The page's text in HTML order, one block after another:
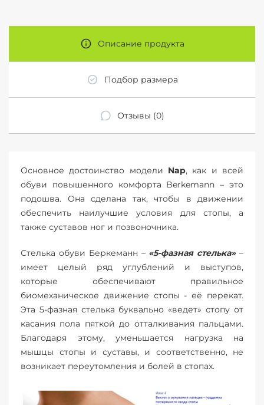
Описание продукта
Подбор размера
Отзывы (0)
Основное достоинство модели Nap, как и всей
обуви повышенного комфорта Berkemann – это
подошва. Она сделана так, чтобы в движении
обеспечить наилучшие условия для стопы, а
также суставов ног и позвоночника.
Стелька обуви Беркеманн – «5-фазная стелька»–
имеет целый ряд углублений и выступов,
которые обеспечивают правильное
биомеханическое движение стопы - её перекат.
Эта 5-фазная стелька буквально «ведет» стопу от
касания пола пяткой до отталкивания пальцами.
Благодаря этому, уменьшается нагрузка на
мышцы стопы и суставы, и соответственно, не
возникает переутомления и болей в стопах.